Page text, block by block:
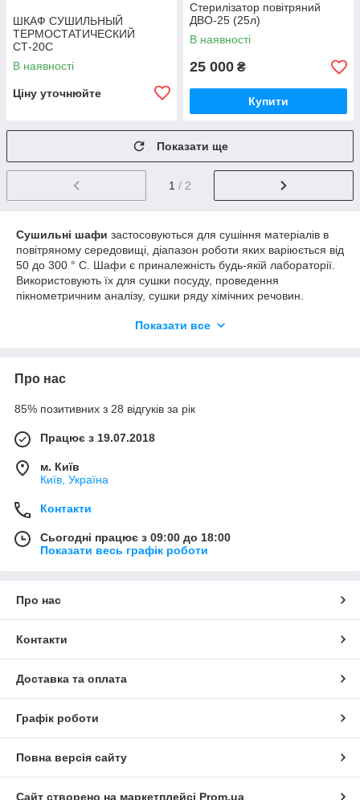
ШКАФ СУШИЛЬНЫЙ
ТЕРМОСТАТИЧЕСКИЙ
СТ-20С
В наявності
Ціну уточнюйте
Стерилізатор повітряний
ДВО-25 (25л)
В наявності
25 000 ₴
Купити
Показати ще
1 / 2
Сушильні шафи застосовуються для сушіння матеріалів в
повітряному середовищі, діапазон роботи яких варіюється від
50 до 300 ° С. Шафи є приналежність будь-якій лабораторії.
Використовують їх для сушки посуду, проведення
пікнометричним аналізу, сушки ряду хімічних речовин.
підійде сушильну шафу, як з природною (без вентилятора),
необхідне устаткування, яке захистить лаборанта від
шкідливих випарів. Сучасне лабораторне обладнання для
сушіння випускається з безліччю варіантів виконання: з
системою примусової конвекції (вентиляторами), з камерою,
виконаної з нержавіючої сталі, з програмованими
терморегуляторами останнього покоління, і т.п.
Стерилізатори призначені для стерилізації сухим гарячим
повітрям хірургічного інструменту, операційної білизни,
перев'язувальних матеріалів та другого.Конструкція камери
стерилізатора дозволяє мінімізувати ймовірність виникнення
опіків і травм при експлуатації. Закруглені кути дають
можливість легко мити і чистити робочу камеру. Потужний
Показати все
Про нас
85% позитивних з 28 відгуків за рік
Працює з 19.07.2018
м. Київ
Київ, Україна
Контакти
Сьогодні працює з 09:00 до 18:00
Показати весь графік роботи
Про нас
Контакти
Доставка та оплата
Графік роботи
Повна версія сайту
Сайт створено на маркетплейсі Prom.ua